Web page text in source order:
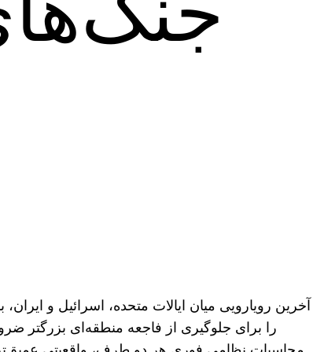
آخرین رویارویی میان ایالات متحده، اسرائیل و
را برای جلوگیری از فاجعه منطقه‌ای بزرگتر